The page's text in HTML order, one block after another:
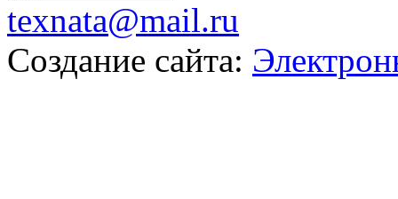
texnata@mail.ru
Создание сайта: